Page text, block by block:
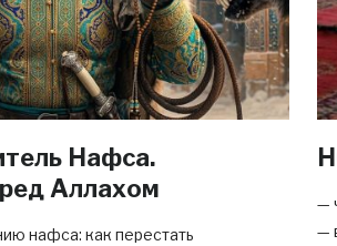
Нафса.
Аллахом
нафса: как перестать
—
—